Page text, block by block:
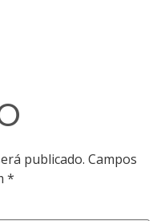
publicado. Campos
*